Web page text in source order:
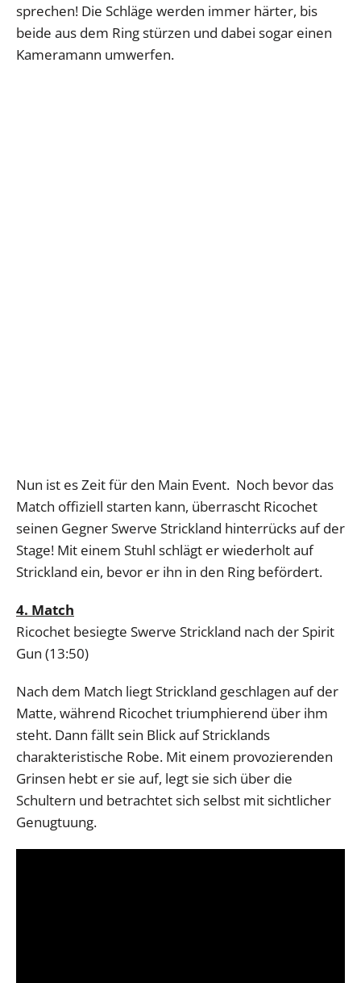
sprechen! Die Schläge werden immer härter, bis
beide aus dem Ring stürzen und dabei sogar einen
Kameramann umwerfen.
Nun ist es Zeit für den Main Event. Noch bevor das
Match offiziell starten kann, überrascht Ricochet
seinen Gegner Swerve Strickland hinterrücks auf der
Stage! Mit einem Stuhl schlägt er wiederholt auf
Strickland ein, bevor er ihn in den Ring befördert.
4. Match
Ricochet besiegte Swerve Strickland nach der Spirit
Gun (13:50)
Nach dem Match liegt Strickland geschlagen auf der
Matte, während Ricochet triumphierend über ihm
steht. Dann fällt sein Blick auf Stricklands
charakteristische Robe. Mit einem provozierenden
Grinsen hebt er sie auf, legt sie sich über die
Schultern und betrachtet sich selbst mit sichtlicher
Genugtuung.